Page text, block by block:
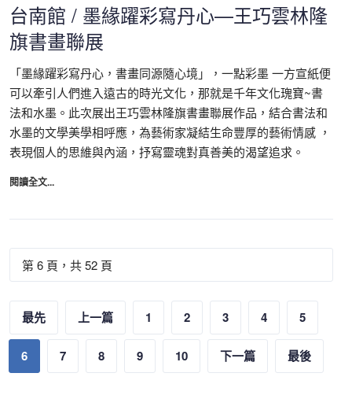
台南館 / 墨緣躍彩寫丹心—王巧雲林隆
旗書畫聯展
「墨緣躍彩寫丹心，書畫同源隨心境」，一點彩墨 一方宣紙便
可以牽引人們進入遠古的時光文化，那就是千年文化瑰寶~書
法和水墨。此次展出王巧雲林隆旗書畫聯展作品，結合書法和
水墨的文學美學相呼應，為藝術家凝結生命豐厚的藝術情感 ，
表現個人的思維與內涵，抒寫靈魂對真善美的渴望追求。
閱讀全文...
第 6 頁，共 52 頁
最先 上一篇 1 2 3 4 5
6 7 8 9 10 下一篇 最後